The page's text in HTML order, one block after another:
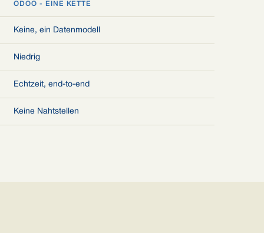
ODOO - EINE KETTE
Keine, ein Datenmodell
Niedrig
Echtzeit, end-to-end
Keine Nahtstellen